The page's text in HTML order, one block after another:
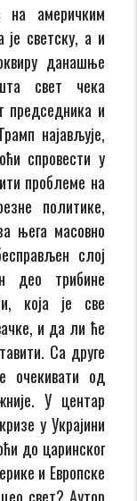
америчким
је светску, а и
данашње
свет чека
председника и
најављује,
спровести у
проблеме на
политике,
њега масовно
слој
део трибине
која је све
и да ли ће
Са друге
очекивати од
У центар
у Украјини
до царинског
и Европске
свет? Аутор